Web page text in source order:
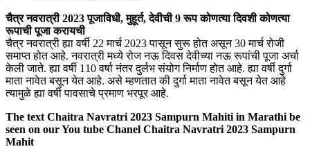
चैत्र नवरात्री 2023 पूजाविधी, मुहूर्त, देवीची 9 रूप कोणत्या दिवशी कोणत्या
रूपाची पूजा करायची
चैत्र नवरात्री ह्या वर्षी 22 मार्च 2023 पासून सुरू होत असून 30 मार्च रोजी
समाप्त होत आहे. नवरात्री मध्ये रोज नऊ दिवस देवीच्या नऊ रूपांची पूजा अर्चा
केली जाते. ह्या वर्षी 110 वर्षा नंतर दुर्लभ संयोग निर्माण होत आहे. ह्या वर्षी दुर्गा
माता नावेत बसून येत आहे. असे म्हणतात की दुर्गा माता नावेत बसून येत आहे
त्यामुळे ह्या वर्षी पावसाचे प्रमाण भरपूर आहे.
The text Chaitra Navratri 2023 Sampurn Mahiti in Marathi be
seen on our You tube Chanel Chaitra Navratri 2023 Sampurn
Mahit